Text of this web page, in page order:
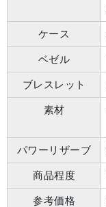
ケース
ベゼル
ブレスレット
素材
パワーリザーブ
商品程度
参考価格